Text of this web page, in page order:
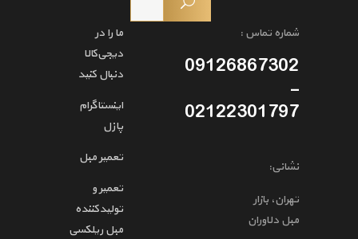
شماره تماس :
09126867302
-
02122301797
نشانی:
تهران، بازار
مبل دلاوران
ما را در
دیجی‌کالا
دنبال کنید
اینستاگرام
پازل
تعمیر مبل
تعمیر و
تولیدکننده
مبل ریلکسی